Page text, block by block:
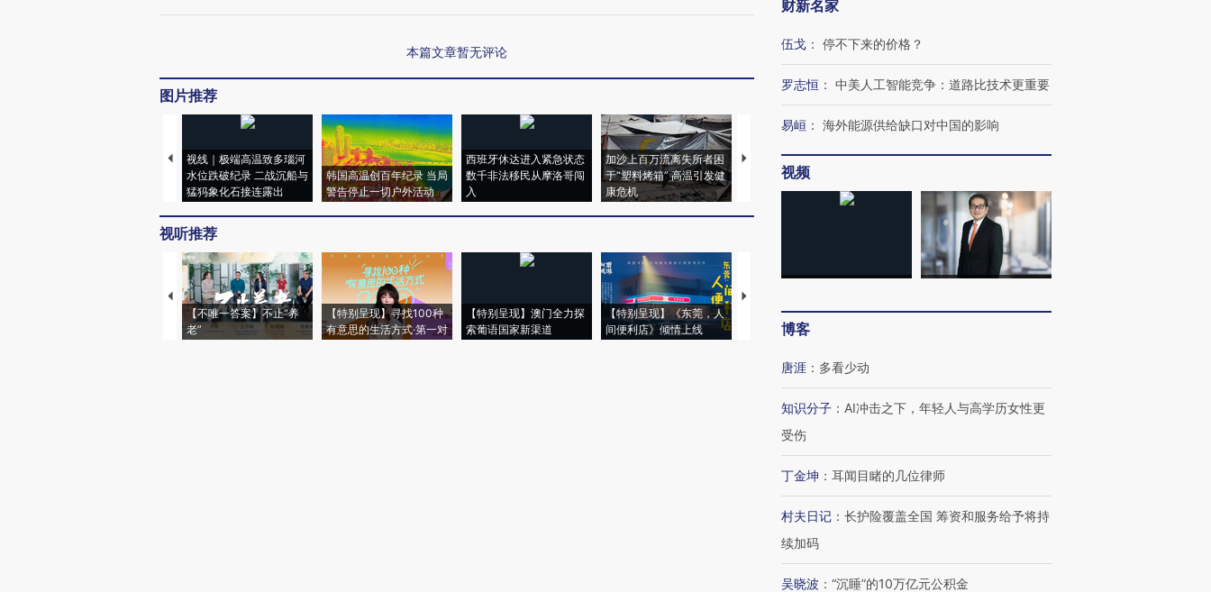
本篇文章暂无评论
图片推荐
视线｜极端高温致多瑙河
水位跌破纪录 二战沉船与
猛犸象化石接连露出
韩国高温创百年纪录 当局
警告停止一切户外活动
西班牙休达进入紧急状态
数千非法移民从摩洛哥闯
入
加沙上百万流离失所者困
于“塑料烤箱” 高温引发健
康危机
视线｜HYROX的吸金
术：是什么让中产们甘
心“花钱找虐”？
马航飞行员跨国走私7万
毒品
视线｜被称为“蟑螂”的印
育部长拱下台
视听推荐
【不唯一答案】不止“养
老”
【特别呈现】寻找100种
有意思的生活方式·第一对
【特别呈现】澳门全力探
索葡语国家新渠道
【特别呈现】《东莞，人
间便利店》倾情上线
【推广】走进第四届链博
会，让数智科技“链”接产
【特别呈现】寻找100种
CFO：不靠规模取胜，华
财新名家
伍戈 ： 停不下来的价格？
罗志恒 ： 中美人工智能竞争：道路比技术更重要
易峘 ： 海外能源供给缺口对中国的影响
视频
博客
唐涯 ： 多看少动
知识分子 ： AI冲击之下，年轻人与高学历女性更
受伤
丁金坤 ： 耳闻目睹的几位律师
村夫日记 ： 长护险覆盖全国 筹资和服务给予将持
续加码
吴晓波 ： “沉睡”的10万亿元公积金